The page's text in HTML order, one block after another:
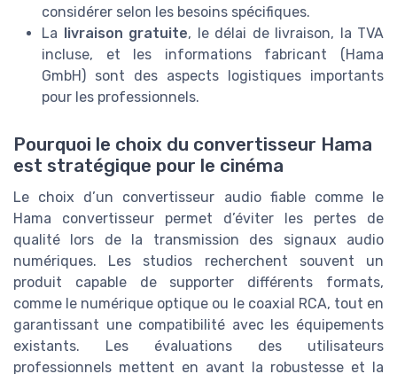
considérer selon les besoins spécifiques.
La livraison gratuite, le délai de livraison, la TVA
incluse, et les informations fabricant (Hama
GmbH) sont des aspects logistiques importants
pour les professionnels.
Pourquoi le choix du convertisseur Hama
est stratégique pour le cinéma
Le choix d’un convertisseur audio fiable comme le
Hama convertisseur permet d’éviter les pertes de
qualité lors de la transmission des signaux audio
numériques. Les studios recherchent souvent un
produit capable de supporter différents formats,
comme le numérique optique ou le coaxial RCA, tout en
garantissant une compatibilité avec les équipements
existants. Les évaluations des utilisateurs
professionnels mettent en avant la robustesse et la